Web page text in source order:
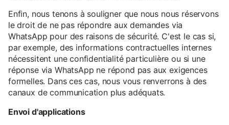
Enfin, nous tenons à souligner que nous nous réservons
le droit de ne pas répondre aux demandes via
WhatsApp pour des raisons de sécurité. C'est le cas si,
par exemple, des informations contractuelles internes
nécessitent une confidentialité particulière ou si une
réponse via WhatsApp ne répond pas aux exigences
formelles. Dans ces cas, nous vous renverrons à des
canaux de communication plus adéquats.
Envoi d'applications